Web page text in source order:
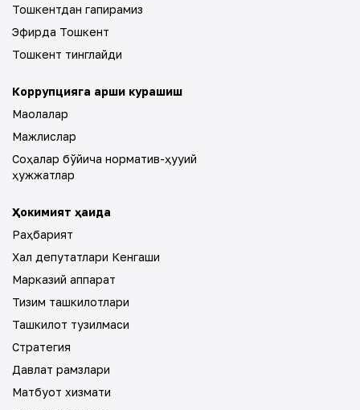
Тошкентдан гапирамиз
Эфирда Тошкент
Тошкент тинглайди
Коррупцияга қарши курашиш
Мақолалар
Мажлислар
Соҳалар бўйича норматив-ҳуқуқий
ҳужжатлар
Ҳокимият ҳақида
Раҳбарият
Халқ депутатлари Кенгаши
Марказий аппарат
Тизим ташкилотлари
Ташкилот тузилмаси
Стратегия
Давлат рамзлари
Матбуот хизмати